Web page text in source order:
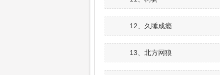
12、久睡成瘾
13、北方网狼